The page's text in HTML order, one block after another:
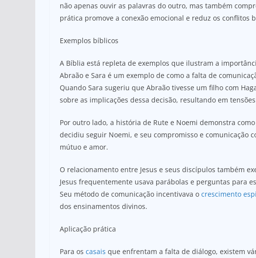
não apenas ouvir as palavras do outro, mas também
prática promove a conexão emocional e reduz os conflitos
Exemplos bíblicos
A Bíblia está repleta de exemplos que ilustram a
Abraão e Sara é um exemplo de como a falta de
Quando Sara sugeriu que Abraão tivesse um filho com
sobre as implicações dessa decisão, resultando em
Por outro lado, a história de Rute e Noemi demonstra
decidiu seguir Noemi, e seu compromisso e comunicação
mútuo e amor.
O relacionamento entre Jesus e seus discípulos também
Jesus frequentemente usava parábolas e perguntas para
Seu método de comunicação incentivava o crescimento
dos ensinamentos divinos.
Aplicação prática
Para os casais que enfrentam a falta de diálogo, existem